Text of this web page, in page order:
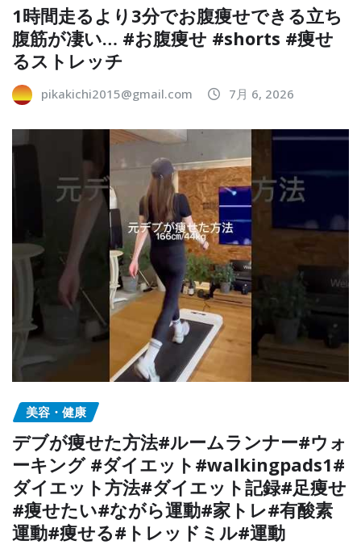
1時間走るより3分でお腹痩せできる立ち
腹筋が凄い… #お腹痩せ #shorts #痩せ
るストレッチ
pikakichi2015@gmail.com 7月 6, 2026
美容・健康
デブが痩せた方法#ルームランナー#ウォ
ーキング #ダイエット#walkingpads1#
ダイエット方法#ダイエット記録#足痩せ
#痩せたい#ながら運動#家トレ#有酸素
運動#痩せる#トレッドミル#運動